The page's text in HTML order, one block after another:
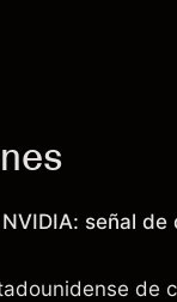
señal
de